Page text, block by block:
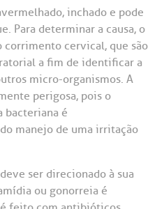
inchado e pode
Para determinar a causa, o
corrimento cervical, que são
a fim de identificar a
micro-organismos. A
perigosa, pois o
bacteriana é
manejo de uma irritação
ser direcionado à sua
ou gonorreia é